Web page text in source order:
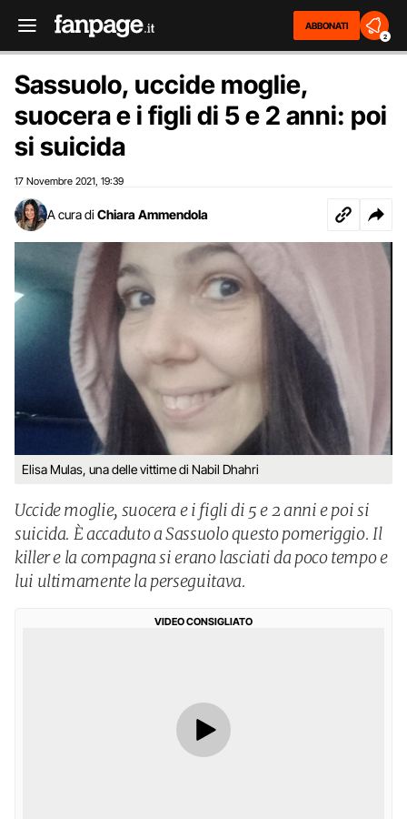
ABBONATI
2
Sassuolo, uccide moglie,
suocera e i figli di 5 e 2 anni: poi
si suicida
17 Novembre 2021 19:39
A cura di Chiara Ammendola
Elisa Mulas, una delle vittime di Nabil Dhahri
Uccide moglie, suocera e i figli di 5 e 2 anni e poi si
suicida. È accaduto a Sassuolo questo pomeriggio. Il
killer e la compagna si erano lasciati da poco tempo e
lui ultimamente la perseguitava.
VIDEO CONSIGLIATO